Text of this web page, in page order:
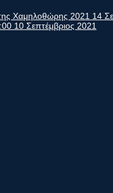
Χαμηλοθώρης 2021 14
10 Σεπτέμβριος 2021